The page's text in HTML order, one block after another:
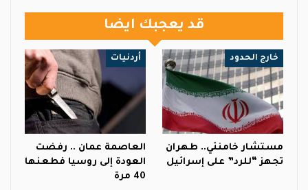
قد يعجبك ايضا
خارج الحدود
مستشار خامنئي.. طهران
تجهز “للرد” على إسرائيل
أردنيات
العاصمة عمان .. رفضت
العودة إلى روسيا فطعنها
40 مرة